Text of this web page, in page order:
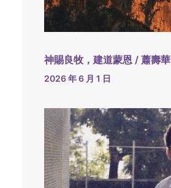
神賜良牧，建道蒙恩 / 蕭壽華
2026 年 6 月 1 日